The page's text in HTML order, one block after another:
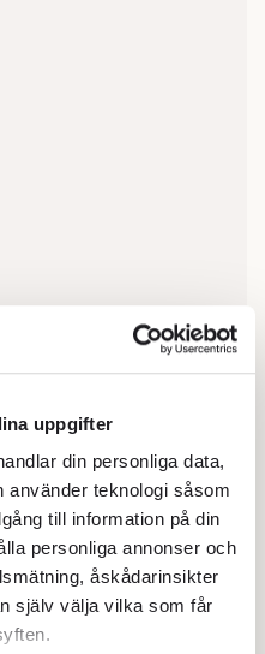
uppgifter
din personliga data,
teknologi såsom
till information på din
personliga annonser och
åskådarinsikter
själv välja vilka som får
i Washington ett
av söderns vita
i en mängd
bussning av elever,
av Högsta
mot skolbön.